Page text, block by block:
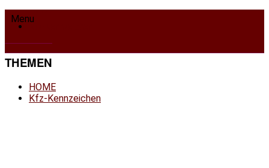
MenuHOME
THEMEN
HOME
Kfz-Kennzeichen